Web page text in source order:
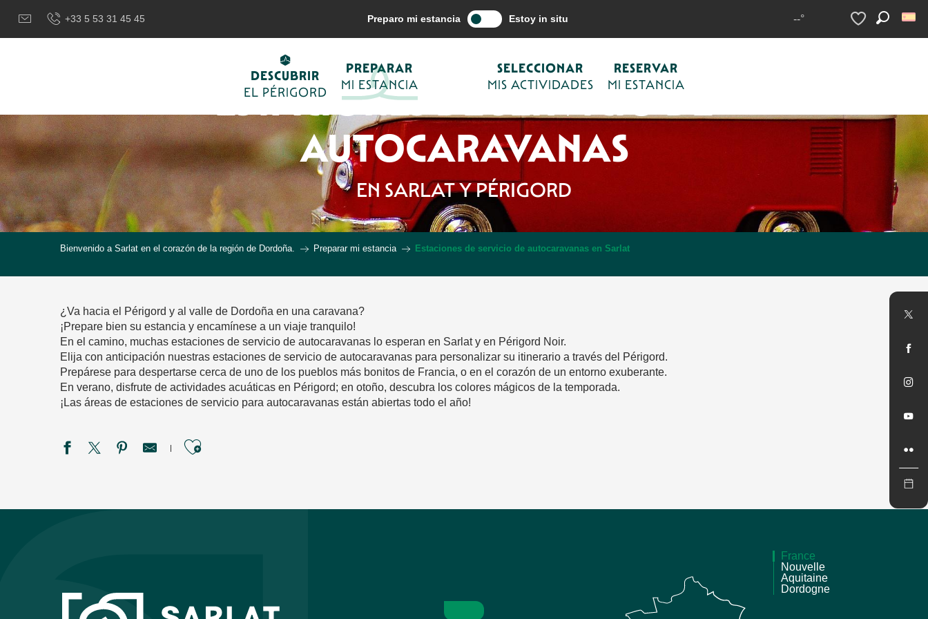
contenu
+33 5 53 31 45 45 Preparo mi estancia Estoy in situ --°
Voir les favoris
DESCUBRIR
EL PÉRIGORD
PREPARAR
MI ESTANCIA
SELECCIONAR
MIS ACTIVIDADES
RESERVAR
MI ESTANCIA
ESTACIONES DE SERVICIO DE
AUTOCARAVANAS
EN SARLAT Y PÉRIGORD
Bienvenido a Sarlat en el corazón de la región de Dordoña. Preparar mi estancia Estaciones de servicio de autocaravanas en Sarlat
¿Va hacia el Périgord y al valle de Dordoña en una caravana?
¡Prepare bien su estancia y encamínese a un viaje tranquilo!
En el camino, muchas estaciones de servicio de autocaravanas lo esperan en Sarlat y en Périgord Noir.
Elija con anticipación nuestras estaciones de servicio de autocaravanas para personalizar su itinerario a través del Périgord.
Prepárese para despertarse cerca de uno de los pueblos más bonitos de Francia, o en el corazón de un entorno exuberante.
En verano, disfrute de actividades acuáticas en Périgord; en otoño, descubra los colores mágicos de la temporada.
¡Las áreas de estaciones de servicio para autocaravanas están abiertas todo el año!
Ajouter aux favoris
Domaine de la Brame
Aire de l'Olivianne
France
Nouvelle
Aquitaine
Dordogne